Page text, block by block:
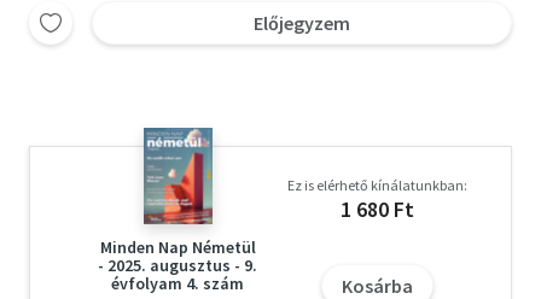
Előjegyzem
Minden Nap Németül
- 2025. augusztus - 9.
évfolyam 4. szám
Ez is elérhető kínálatunkban:
1 680 Ft
Kosárba